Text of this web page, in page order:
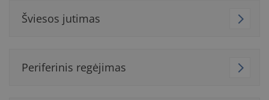
Šviesos jutimas
Periferinis regėjimas